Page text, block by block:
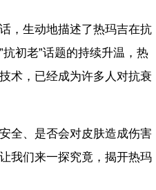
，生动地描述了热玛吉在抗
初老”话题的持续升温，热
术，已经成为许多人对抗衰
全、是否会对皮肤造成伤害
我们来一探究竟，揭开热玛